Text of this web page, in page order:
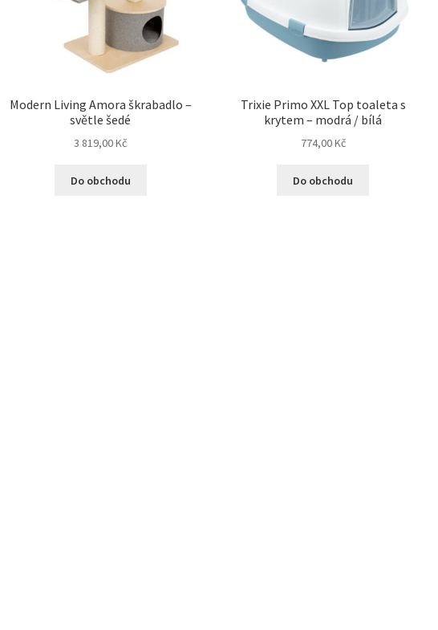
Modern Living Amora škrabadlo –
světle šedé
3 819,00Kč
Do obchodu
Trixie Primo XXL Top toaleta s
krytem – modrá / bílá
774,00Kč
Do obchodu